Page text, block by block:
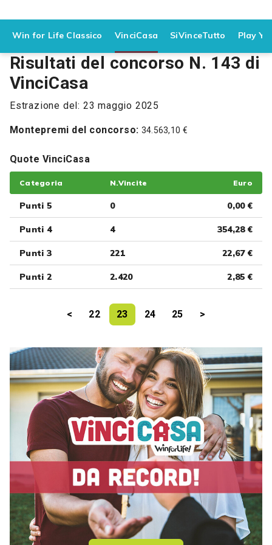
Win for Life Classico VinciCasa SiVinceTutto Play
Risultati del concorso N. 143 di
VinciCasa
Estrazione del: 23 maggio 2025
Montepremi del concorso: 34.563,10 €
Quote VinciCasa
Categoria N.Vincite Euro
Punti 5 0 0,00 €
Punti 4 4 354,28 €
Punti 3 221 22,67 €
Punti 2 2.420 2,85 €
< 22 23 24 25 >